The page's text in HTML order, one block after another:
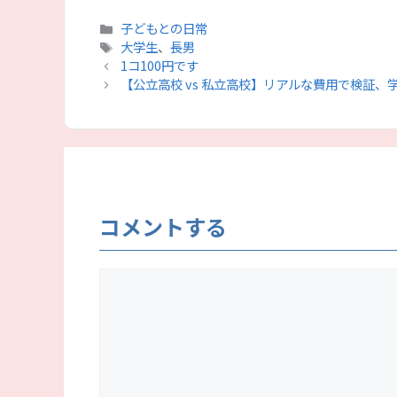
カ
テ
ゴ
リ
子どもとの日常
タ
グ
大学生、長男
1コ100円です
【公立高校 vs 私立高校】リアルな費用で検証、
コメントする